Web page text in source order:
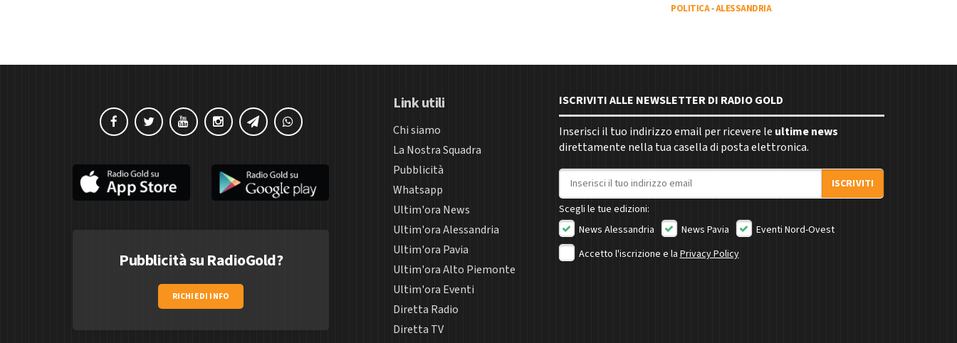
POLITICA-ALESSANDRIA
Pubblicità su RadioGold?
RICHIEDI INFO
Link utili
Chi siamo
La Nostra Squadra
Pubblicità
Whatsapp
Ultim'ora News
Ultim'ora Alessandria
Ultim'ora Pavia
Ultim'ora Alto Piemonte
Ultim'ora Eventi
Diretta Radio
Diretta TV
ISCRIVITI ALLE NEWSLETTER DI RADIO GOLD
Inserisci il tuo indirizzo email per ricevere le ultime news
direttamente nella tua casella di posta elettronica.
Indirizzo email
ISCRIVITI
Scegli le tue edizioni:
News Alessandria
News Pavia
Eventi Nord-Ovest
Accetto l'iscrizione e la Privacy Policy